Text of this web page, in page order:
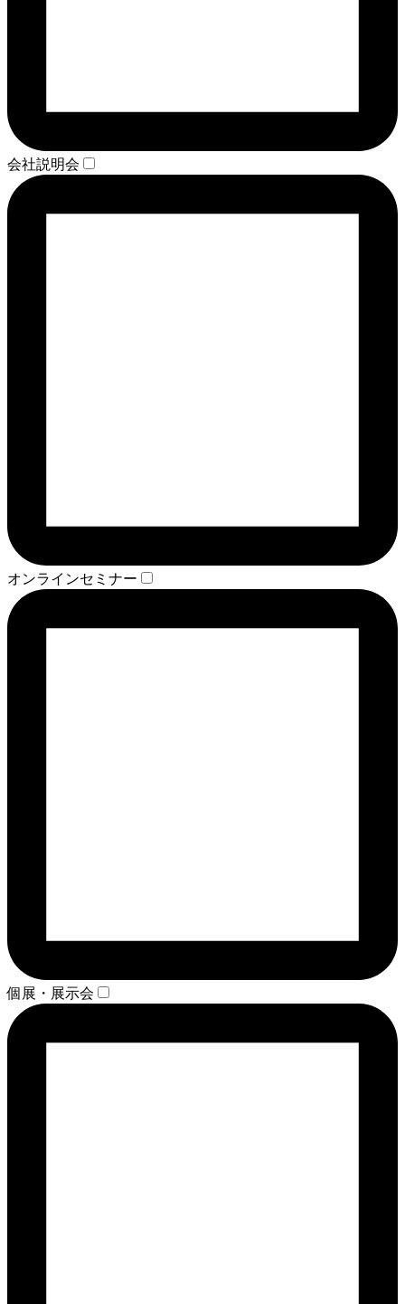
会社説明会
オンラインセミナー
個展・展示会